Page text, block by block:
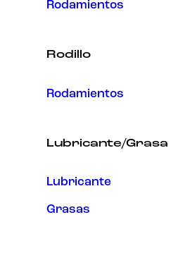
Rodamientos
Rodillo
Rodamientos
Lubricante/Grasa
Lubricante
Grasas